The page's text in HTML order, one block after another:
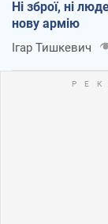
Ні зброї, ні
нову армію
Ігар Тишкевич